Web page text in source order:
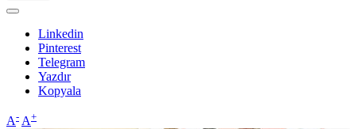
Linkedin
Pinterest
Telegram
Yazdır
Kopyala
A- A+